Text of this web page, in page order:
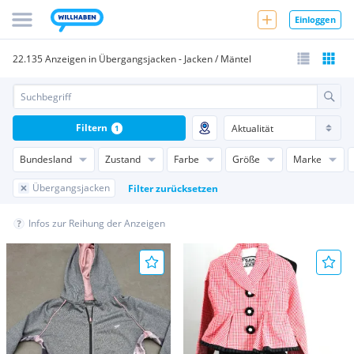
Einloggen
22.135 Anzeigen in Übergangsjacken - Jacken / Mäntel
Bundesland Zustand Farbe Größe Marke
Übergangsjacken Filter zurücksetzen
Filtern 1
Infos zur Reihung der Anzeigen